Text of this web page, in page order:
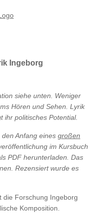
Ingeborg
siehe unten. Weniger
Hören und Sehen. Lyrik
ihr politisches Potential.
Anfang eines großen
im Kursbuch
PDF herunterladen. Das
. Rezensiert wurde es
die Forschung Ingeborg
Komposition.